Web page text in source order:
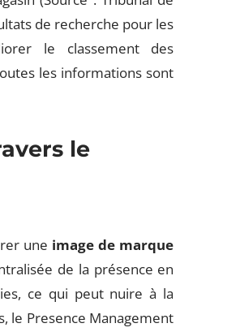
de recherche pour les
le classement des
les informations sont
le
une image de marque
de la présence en
ce qui peut nuire à la
le Presence Management